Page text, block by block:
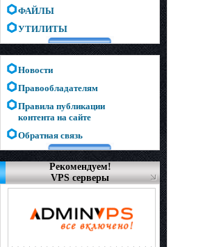
ФАЙЛЫ
УТИЛИТЫ
Новости
Правообладателям
Правила публикации
контента на сайте
Обратная связь
Рекомендуем!
VPS серверы